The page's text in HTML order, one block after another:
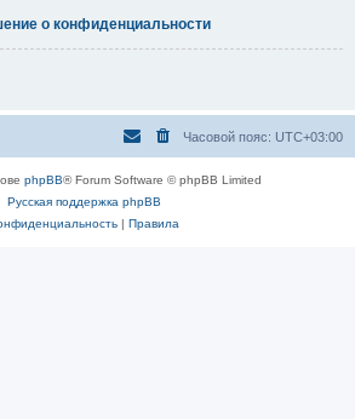
о конфиденциальности
Часовой пояс: UTC+03:00
phpBB® Forum Software © phpBB Limited
Русская поддержка phpBB
| Правила